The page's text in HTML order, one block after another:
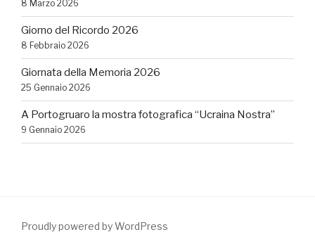
8 Marzo 2026
Giorno del Ricordo 2026
8 Febbraio 2026
Giornata della Memoria 2026
25 Gennaio 2026
A Portogruaro la mostra fotografica “Ucraina Nostra”
9 Gennaio 2026
Proudly powered by WordPress